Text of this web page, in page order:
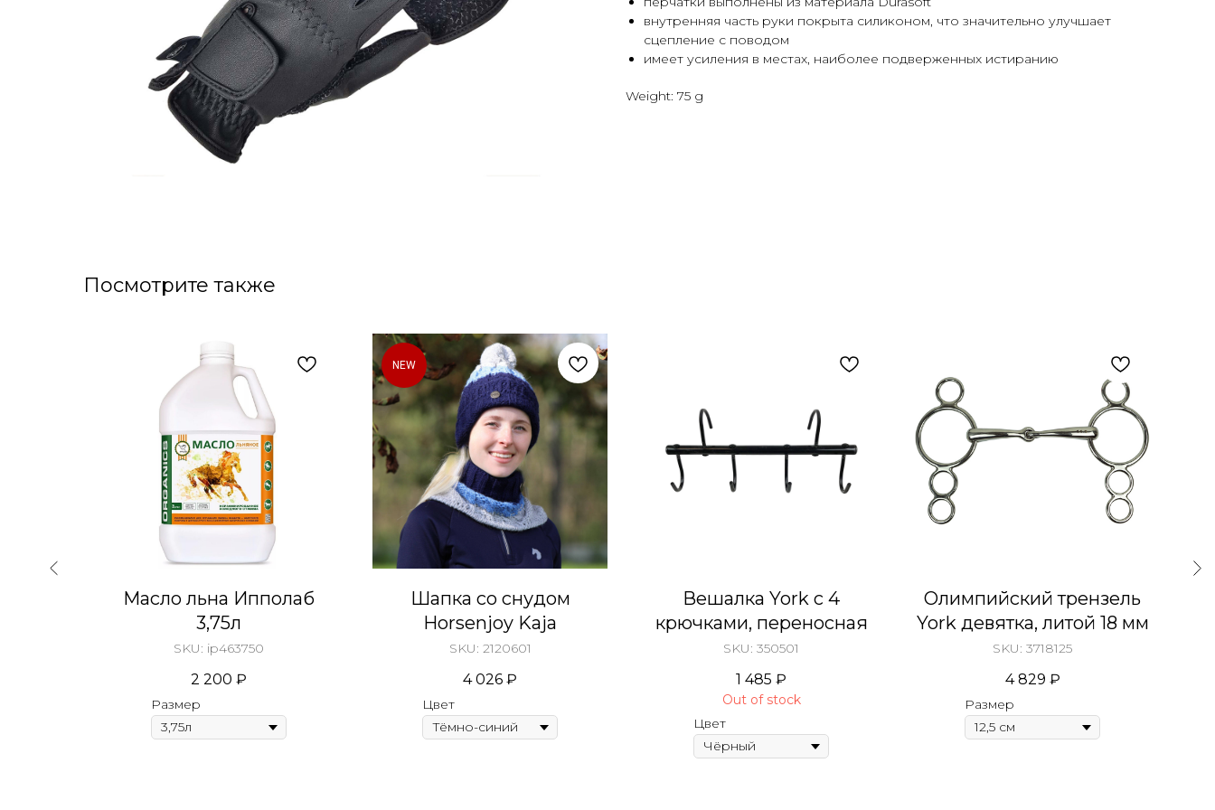
внутренняя часть руки покрыта силиконом, что значительно улучшает
сцепление с поводом
имеет усиления в местах, наиболее подверженных истиранию
Weight: 75 g
Посмотрите также
Масло льна Ипполаб
3,75л
SKU: ip463750
2 200 ₽
Размер
NEW
Шапка со снудом
Horsenjoy Kaja
SKU: 2120601
4 026 ₽
Цвет
Вешалка York с 4
крючками, переносная
SKU: 350501
1 485 ₽
Out of stock
Цвет
Олимпийский трензель
York девятка, литой 18 мм
SKU: 3718125
4 829 ₽
Размер